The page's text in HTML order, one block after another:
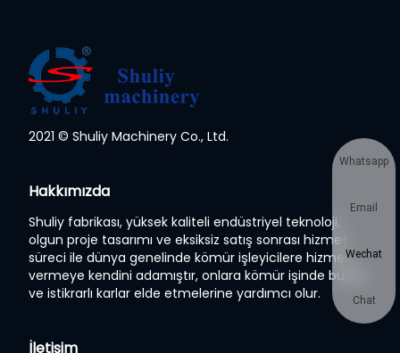
2021 © Shuliy Machinery Co., Ltd.
Hakkımızda
Shuliy fabrikası, yüksek kaliteli endüstriyel teknoloji,
olgun proje tasarımı ve eksiksiz satış sonrası hizmet
süreci ile dünya genelinde kömür işleyicilere hizmet
vermeye kendini adamıştır, onlara kömür işinde büyük
ve istikrarlı karlar elde etmelerine yardımcı olur.
İletişim
Whatsapp
Email
Wechat
Chat